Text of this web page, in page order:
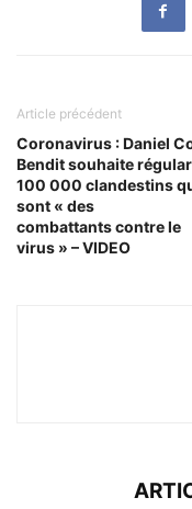
Article précédent
Coronavirus : Daniel
Bendit souhaite
100 000 clandestins
sont « des
combattants contre le
virus » – VIDEO